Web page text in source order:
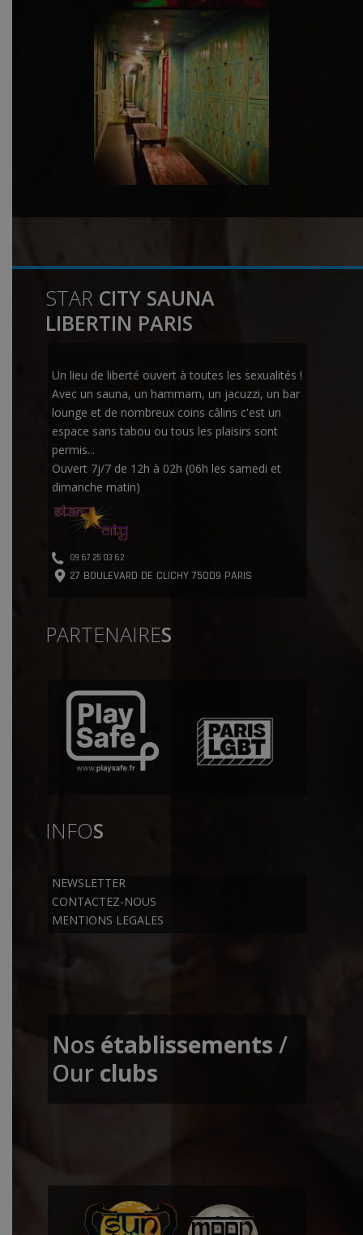
STAR CITY SAUNA
LIBERTIN PARIS
Un lieu de liberté ouvert à toutes les sexualités !
Avec un sauna, un hammam, un jacuzzi, un bar
lounge et de nombreux coins câlins c'est un
espace sans tabou ou tous les plaisirs sont
permis...
Ouvert 7j/7 de 12h à 02h (06h les samedi et
dimanche matin)
09 67 25 03 62
27 BOULEVARD DE CLICHY 75009 PARIS
PARTENAIRES
INFOS
NEWSLETTER
CONTACTEZ-NOUS
MENTIONS LEGALES
Nos établissements /
Our clubs